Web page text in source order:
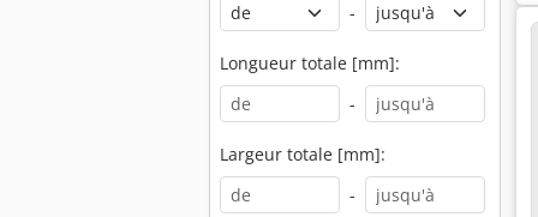
-
Longueur totale [mm]:
-
Largeur totale [mm]:
-